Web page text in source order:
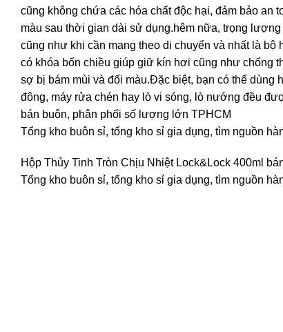
cũng không chứa các hóa chất độc hại, đảm bảo an
màu sau thời gian dài sử dụng.hêm nữa, trọng
cũng như khi cần mang theo di chuyển và nhất là
có khóa bốn chiều giúp giữ kín hơi cũng như chống
sợ bị bám mùi và đổi màu.Đặc biệt, bạn có thể dùng
đông, máy rửa chén hay lò vi sóng, lò nướng đều
bán buôn, phân phối số lượng lớn TPHCM
Tổng kho buôn sỉ, tổng kho sỉ gia dụng, tìm nguồn
Hộp Thủy Tinh Tròn Chịu Nhiệt Lock&Lock 400ml
Tổng kho buôn sỉ, tổng kho sỉ gia dụng, tìm nguồn